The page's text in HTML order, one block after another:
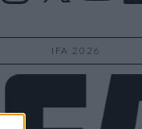
IFA 2026